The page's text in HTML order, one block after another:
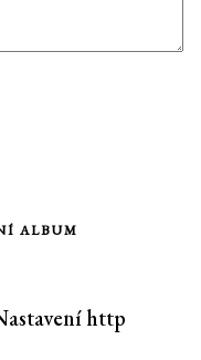
ALBUM
http